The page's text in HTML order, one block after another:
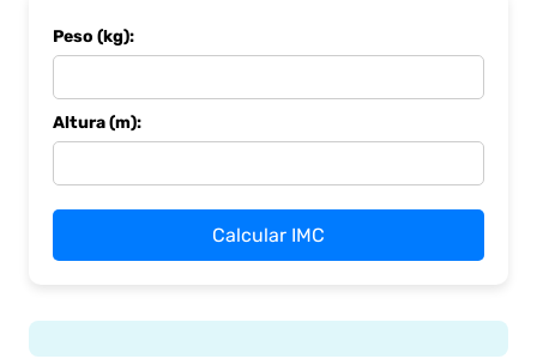
Peso (kg):
Altura (m):
Calcular IMC